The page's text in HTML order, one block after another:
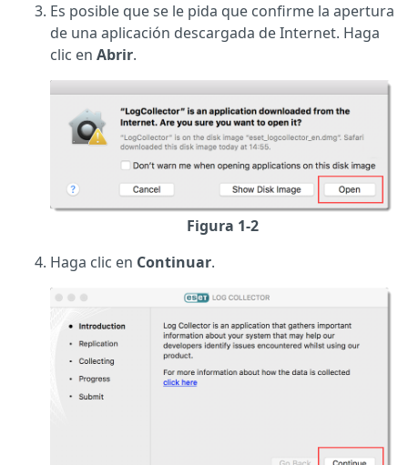
Es posible que se le pida que confirme la apertura
de una aplicación descargada de Internet. Haga
clic en Abrir.
Figura 1-2
Haga clic en Continuar.